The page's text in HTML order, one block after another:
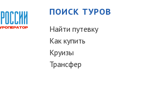
ПОИСК ТУРОВ
Найти путевку
Как купить
Круизы
Трансфер